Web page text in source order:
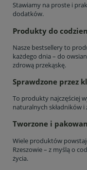
Stawiamy na proste i
dodatków.
Produkty do
Nasze bestsellery to
każdego dnia – do
zdrową przekąskę.
Sprawdzone przez
To produkty najczęściej
naturalnych składników
Tworzone i
Wiele produktów
Rzeszowie – z myślą o
życia.